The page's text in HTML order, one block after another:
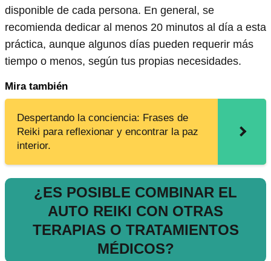
disponible de cada persona. En general, se
recomienda dedicar al menos 20 minutos al día a esta
práctica, aunque algunos días pueden requerir más
tiempo o menos, según tus propias necesidades.
Mira también
Despertando la conciencia: Frases de
Reiki para reflexionar y encontrar la paz
interior.
¿ES POSIBLE COMBINAR EL
AUTO REIKI CON OTRAS
TERAPIAS O TRATAMIENTOS
MÉDICOS?